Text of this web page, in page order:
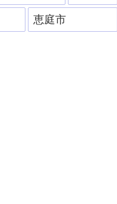
恵庭市